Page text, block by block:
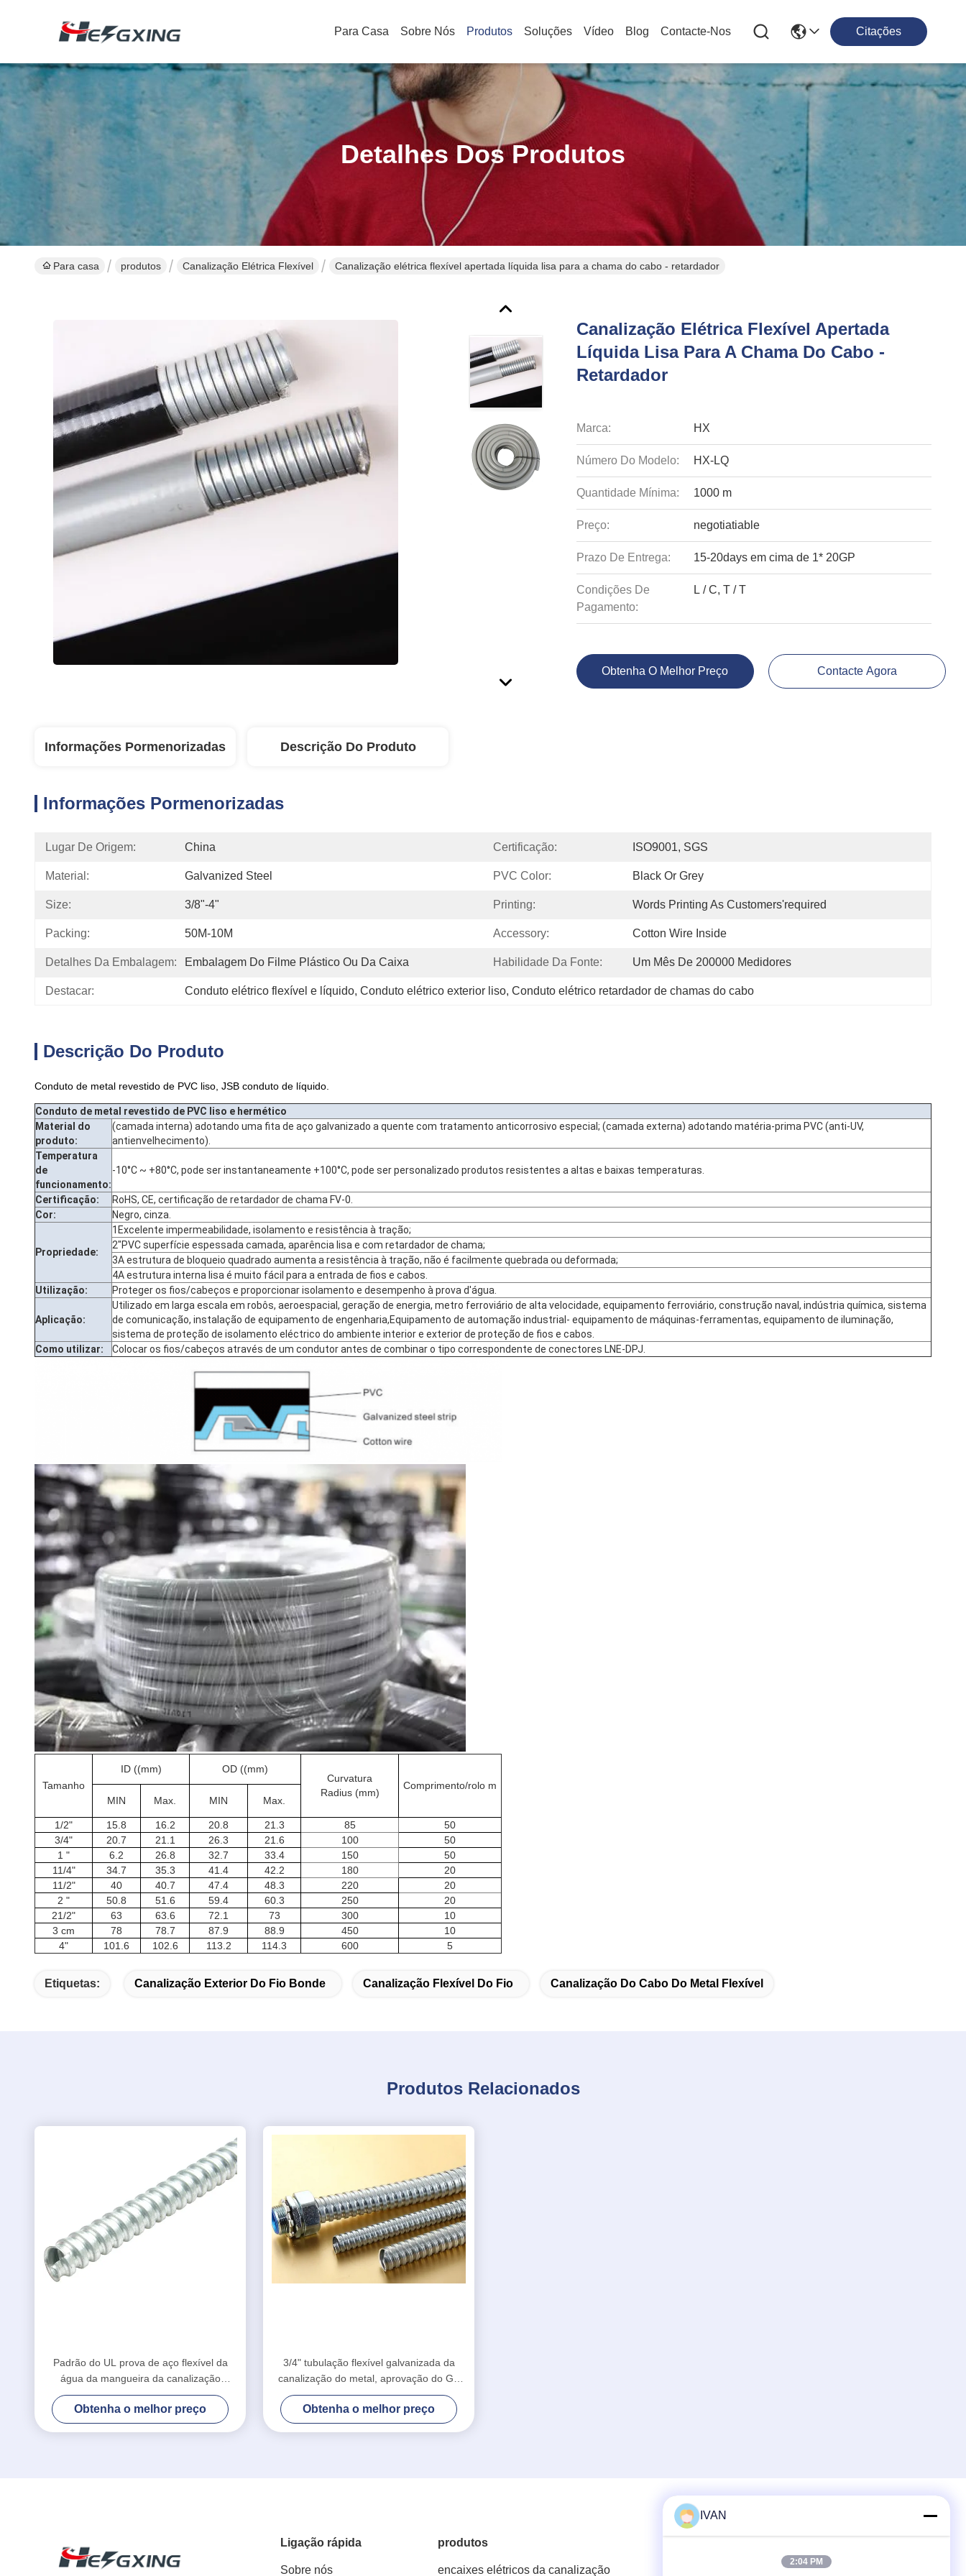
Para Casa Sobre Nós Produtos Soluções Vídeo Blog Contacte-Nos Citações
Detalhes Dos Produtos
Para casa produtos Canalização Elétrica Flexível Canalização elétrica flexível apertada líquida lisa para a chama do cabo - retardador
Canalização Elétrica Flexível Apertada
Líquida Lisa Para A Chama Do Cabo -
Retardador
Marca: HX
Número Do Modelo: HX-LQ
Quantidade Mínima: 1000 m
Preço: negotiatiable
Prazo De Entrega: 15-20days em cima de 1* 20GP
Condições De
Pagamento:
L / C, T / T
Obtenha O Melhor Preço Contacte Agora
Informações Pormenorizadas Descrição Do Produto
Informações Pormenorizadas
Lugar De Origem: China Certificação: ISO9001, SGS
Material: Galvanized Steel PVC Color: Black Or Grey
Size: 3/8"-4" Printing: Words Printing As Customers'required
Packing: 50M-10M Accessory: Cotton Wire Inside
Detalhes Da Embalagem: Embalagem Do Filme Plástico Ou Da Caixa Habilidade Da Fonte: Um Mês De 200000 Medidores
Destacar: Conduto elétrico flexível e líquido, Conduto elétrico exterior liso, Conduto elétrico retardador de chamas do cabo
Descrição Do Produto
Conduto de metal revestido de PVC liso, JSB conduto de líquido.
Conduto de metal revestido de PVC liso e hermético
Material do
produto:
(camada interna) adotando uma fita de aço galvanizado a quente com tratamento anticorrosivo especial; (camada externa) adotando matéria-prima PVC (anti-UV,
antienvelhecimento).
Temperatura
de
funcionamento:
-10°C ~ +80°C, pode ser instantaneamente +100°C, pode ser personalizado produtos resistentes a altas e baixas temperaturas.
Certificação:
RoHS, CE, certificação de retardador de chama FV-0.
Cor:
Negro, cinza.
Propriedade:
1Excelente impermeabilidade, isolamento e resistência à tração;
2"PVC superfície espessada camada, aparência lisa e com retardador de chama;
3A estrutura de bloqueio quadrado aumenta a resistência à tração, não é facilmente quebrada ou deformada;
4A estrutura interna lisa é muito fácil para a entrada de fios e cabos.
Utilização:
Proteger os fios/cabeços e proporcionar isolamento e desempenho à prova d'água.
Aplicação:
Utilizado em larga escala em robôs, aeroespacial, geração de energia, metro ferroviário de alta velocidade, equipamento ferroviário, construção naval, indústria química, sistema
de comunicação, instalação de equipamento de engenharia,Equipamento de automação industrial- equipamento de máquinas-ferramentas, equipamento de iluminação,
sistema de proteção de isolamento eléctrico do ambiente interior e exterior de proteção de fios e cabos.
Como utilizar:
Colocar os fios/cabeços através de um condutor antes de combinar o tipo correspondente de conectores LNE-DPJ.
Tamanho
ID ((mm)
OD ((mm)
Curvatura
Radius (mm)
Comprimento/rolo m
MIN
Max. MIN Max.
1/2" 15.8 16.2 20.8 21.3 85
50
3/4"
20.7 21.1 26.3 21.6 100
50
1 "
6.2 26.8 32.7 33.4 150
50
11/4"
34.7 35.3 41.4 42.2 180
20
11/2"
40 40.7 47.4 48.3 220
20
2 "
50.8 51.6 59.4 60.3 250
20
21/2"
63 63.6 72.1 73 300
10
3 cm
78 78.7 87.9 88.9 450
10
4"
101.6 102.6 113.2 114.3 600 5
Etiquetas: Canalização Exterior Do Fio Bonde Canalização Flexível Do Fio Canalização Do Cabo Do Metal Flexível
Produtos Relacionados
Padrão do UL prova de aço flexível da
água da mangueira da canalização
elétrica flexível de 1 polegada
Obtenha o melhor preço
3/4" tubulação flexível galvanizada da
canalização do metal, aprovação do GV
da mangueira do metal flexível
Obtenha o melhor preço
Ligação rápida
Sobre nós
produtos
encaixes elétricos da canalização
IVAN
2:04 PM